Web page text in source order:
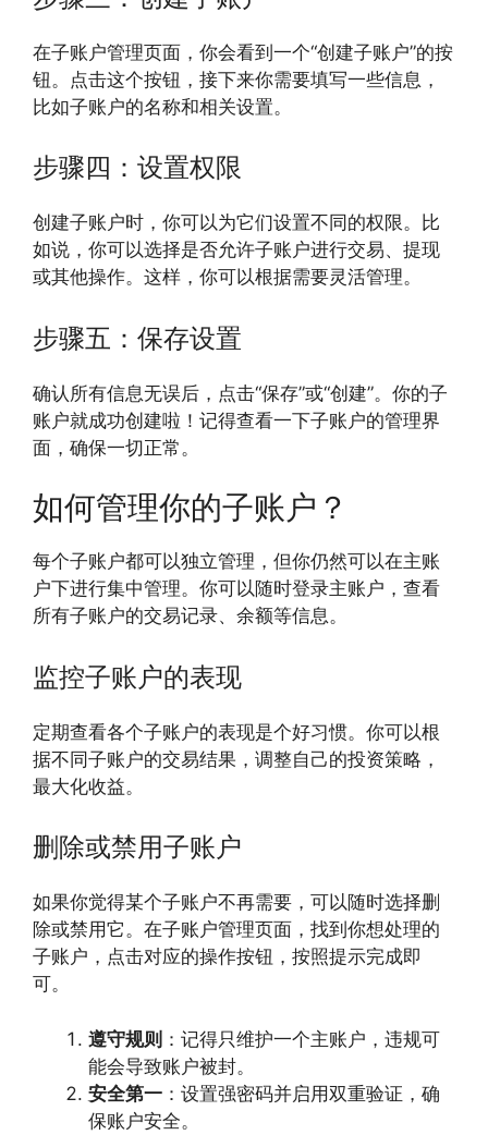
在子账户管理页面，你会看到一个“创建子账户”的按
钮。点击这个按钮，接下来你需要填写一些信息，
比如子账户的名称和相关设置。
步骤四：设置权限
创建子账户时，你可以为它们设置不同的权限。比
如说，你可以选择是否允许子账户进行交易、提现
或其他操作。这样，你可以根据需要灵活管理。
步骤五：保存设置
确认所有信息无误后，点击“保存”或“创建”。你的子
账户就成功创建啦！记得查看一下子账户的管理界
面，确保一切正常。
如何管理你的子账户？
每个子账户都可以独立管理，但你仍然可以在主账
户下进行集中管理。你可以随时登录主账户，查看
所有子账户的交易记录、余额等信息。
监控子账户的表现
定期查看各个子账户的表现是个好习惯。你可以根
据不同子账户的交易结果，调整自己的投资策略，
最大化收益。
删除或禁用子账户
如果你觉得某个子账户不再需要，可以随时选择删
除或禁用它。在子账户管理页面，找到你想处理的
子账户，点击对应的操作按钮，按照提示完成即
可。
遵守规则 ：记得只维护一个主账户，违规可
能会导致账户被封。
安全第一 ：设置强密码并启用双重验证，确
保账户安全。